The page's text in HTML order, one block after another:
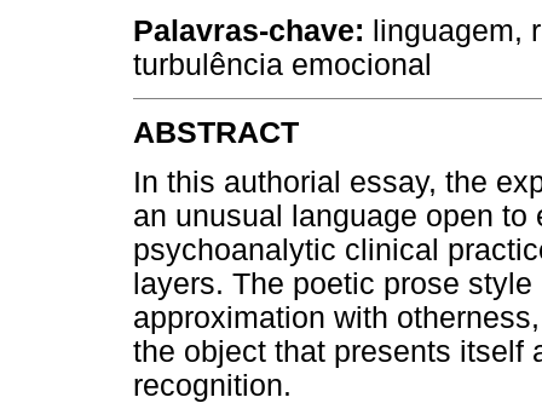
Palavras-chave: linguagem,
turbulência emocional
ABSTRACT
In this authorial essay, the
an unusual language open
psychoanalytic clinical
layers. The poetic prose
approximation with
the object that presents itself
recognition.